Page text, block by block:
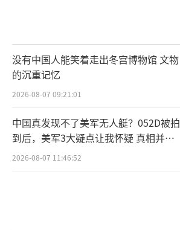
没有中国人能笑着走出冬宫博物馆 文物
的沉重记忆
2026-08-07 09:21:01
中国真发现不了美军无人艇？052D被拍
到后，美军3大疑点让我怀疑 真相并非
如此
2026-08-07 11:46:52